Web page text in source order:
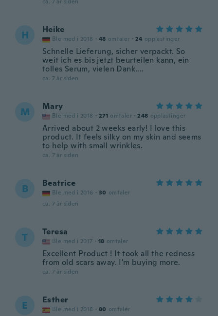
H Heike
Ble med i 2018 · 48 omtaler · 24 opplastinger
Schnelle Lieferung, sicher verpackt. So
weit ich es bis jetzt beurteilen kann, ein
tolles Serum, vielen Dank....
ca. 7 år siden
M Mary
Ble med i 2018 · 271 omtaler · 248 opplastinger
Arrived about 2 weeks early! I love this
product. It feels silky on my skin and seems
to help with small wrinkles.
ca. 7 år siden
B Beatrice
Ble med i 2016 · 30 omtaler
ca. 7 år siden
T Teresa
Ble med i 2017 · 18 omtaler
Excellent Product ! It took all the redness
from old scars away. I'm buying more.
ca. 7 år siden
E Esther
Ble med i 2018 · 80 omtaler